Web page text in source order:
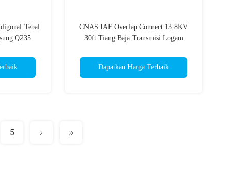
Tebal
Q235
CNAS IAF Overlap Connect 13.8KV
30ft Tiang Baja Transmisi Logam
Dapatkan Harga Terbaik
5